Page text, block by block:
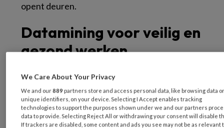
opent deuren.
Datamining voor veilig en
gezond werken
Een nieuw equilibrium treedt aan.
Dataverzameling, datamining en digitale
technologie worden ingezet in naam van de
volksgezondheid. Apps, die ook de privacy en
We Care About Your Privacy
We and our889 partners store and access personal data, like browsing data
unique identifiers, on your device. Selecting I Accept enables tracking
technologies to support the purposes shown under we and our partners
data to provide. Selecting Reject All or withdrawing your consent will disable
If trackers are disabled, some content and ads you see may not be as relevant